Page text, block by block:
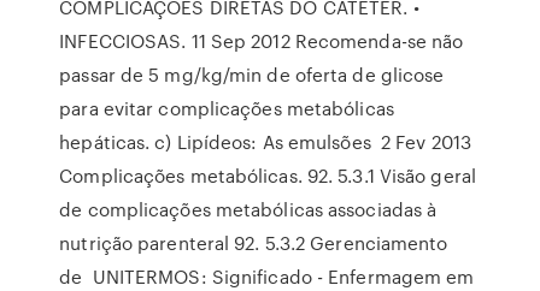
COMPLICAÇÕES DIRETAS DO CATETER. •
INFECCIOSAS. 11 Sep 2012 Recomenda-se não
passar de 5 mg/kg/min de oferta de glicose
para evitar complicações metabólicas
hepáticas. c) Lipídeos: As emulsões 2 Fev 2013
Complicações metabólicas. 92. 5.3.1 Visão geral
de complicações metabólicas associadas à
nutrição parenteral 92. 5.3.2 Gerenciamento
de UNITERMOS: Significado - Enfermagem em